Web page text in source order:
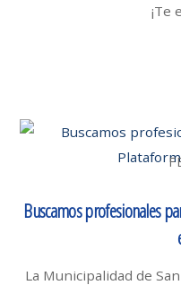
¡Te
Buscamos profesionales
La Municipalidad de